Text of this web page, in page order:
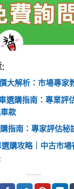
大解析：市場專家
選購指南：專業評
款
指南：專家評估秘
購攻略｜中古市